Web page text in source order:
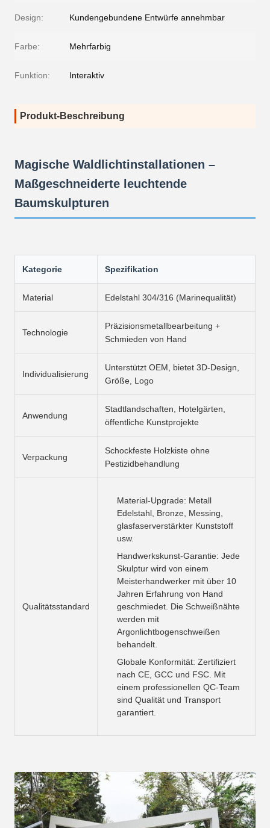
Design: Kundengebundene Entwürfe annehmbar
Farbe: Mehrfarbig
Funktion: Interaktiv
Produkt-Beschreibung
Magische Waldlichtinstallationen –
Maßgeschneiderte leuchtende
Baumskulpturen
Kategorie Spezifikation
Material Edelstahl 304/316 (Marinequalität)
Technologie
Präzisionsmetallbearbeitung +
Schmieden von Hand
Individualisierung
Unterstützt OEM, bietet 3D-Design,
Größe, Logo
Anwendung
Stadtlandschaften, Hotelgärten,
öffentliche Kunstprojekte
Verpackung
Schockfeste Holzkiste ohne
Pestizidbehandlung
Qualitätsstandard
Material-Upgrade: Metall
Edelstahl, Bronze, Messing,
glasfaserverstärkter Kunststoff
usw.
Handwerkskunst-Garantie: Jede
Skulptur wird von einem
Meisterhandwerker mit über 10
Jahren Erfahrung von Hand
geschmiedet. Die Schweißnähte
werden mit
Argonlichtbogenschweißen
behandelt.
Globale Konformität: Zertifiziert
nach CE, GCC und FSC. Mit
einem professionellen QC-Team
sind Qualität und Transport
garantiert.